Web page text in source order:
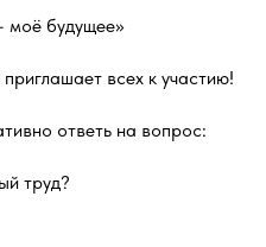
будущее»
всех к участию!
ответь на вопрос:
труд?